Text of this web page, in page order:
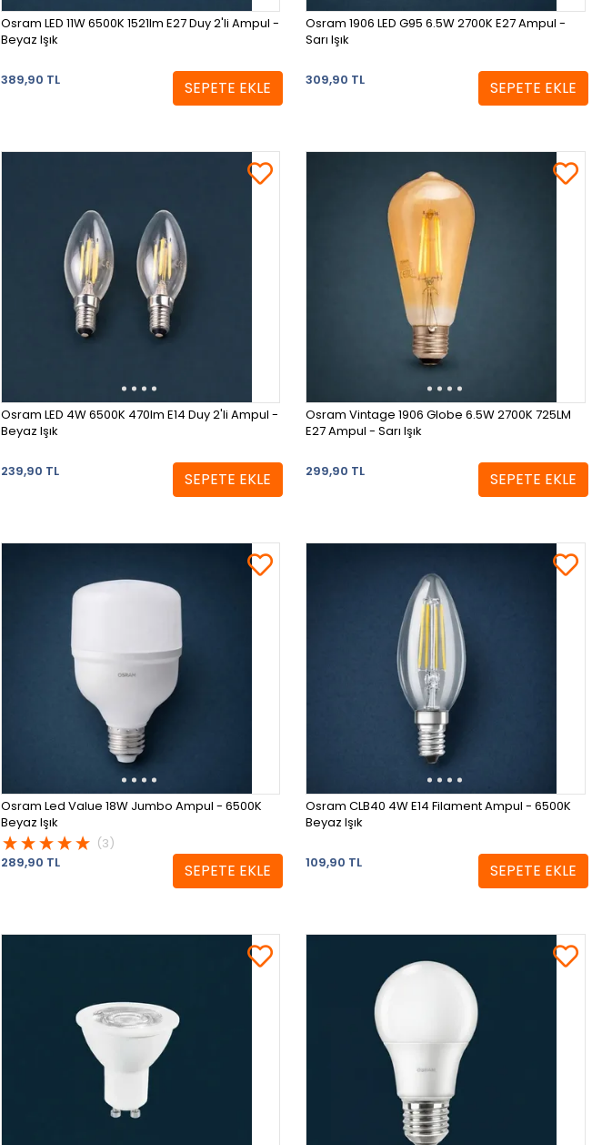
Osram LED 11W 6500K 1521lm E27 Duy 2'li Ampul -
Beyaz Işık
389,90 TL SEPETE EKLE
Osram 1906 LED G95 6.5W 2700K E27 Ampul -
Sarı Işık
309,90 TL SEPETE EKLE
Osram LED 4W 6500K 470lm E14 Duy 2'li Ampul -
Beyaz Işık
239,90 TL SEPETE EKLE
Osram Vintage 1906 Globe 6.5W 2700K 725LM
E27 Ampul - Sarı Işık
299,90 TL SEPETE EKLE
Osram Led Value 18W Jumbo Ampul - 6500K
Beyaz Işık
(3)
289,90 TL
SEPETE EKLE
Osram CLB40 4W E14 Filament Ampul - 6500K
Beyaz Işık
109,90 TL SEPETE EKLE